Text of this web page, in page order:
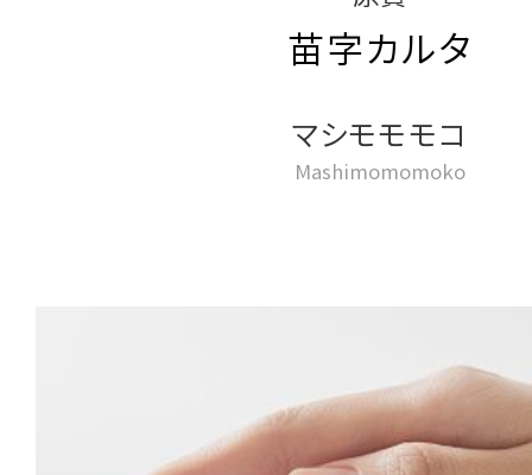
苗字カルタ
マシモモモコ
Mashimomomoko